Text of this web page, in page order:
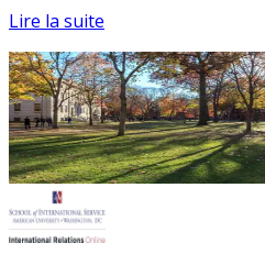
Lire la suite